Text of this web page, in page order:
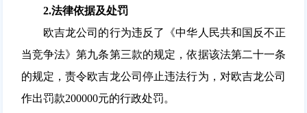
2.法律依据及处罚
欧吉龙公司的行为违反了《中华人民共和国反不正
当竞争法》第九条第三款的规定，依据该法第二十一条
的规定，责令欧吉龙公司停止违法行为，对欧吉龙公司
作出罚款200000元的行政处罚。